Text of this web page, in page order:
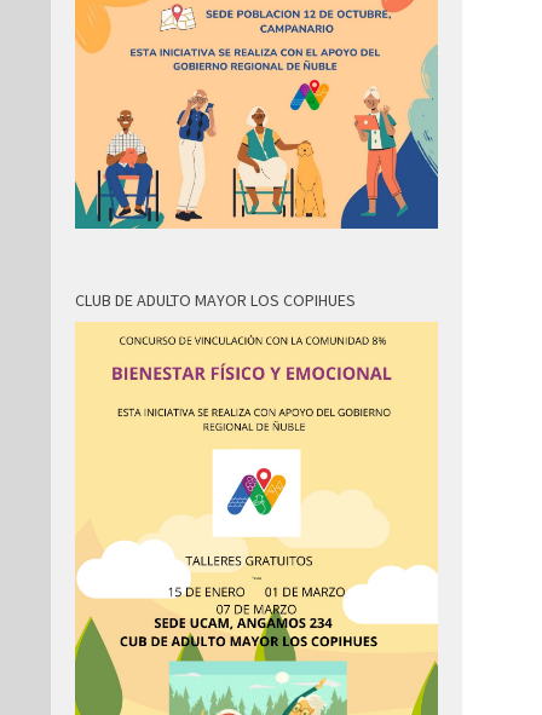
CLUB DE ADULTO MAYOR LOS COPIHUES